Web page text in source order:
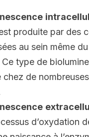
produite par des
au sein même
Ce type de
chez de
d’oxydation